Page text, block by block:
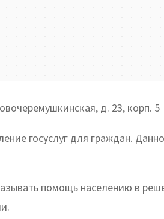
д. 23, корп. 5
госуслуг для граждан.
помощь населению в